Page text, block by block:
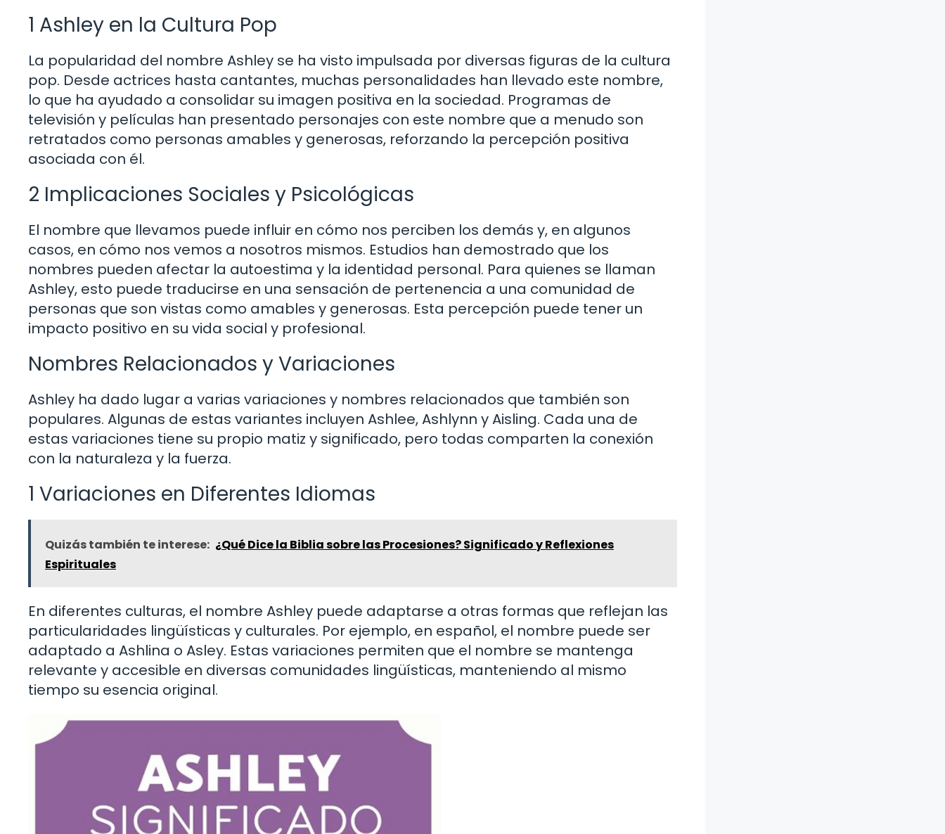
1 Ashley en la Cultura Pop
La popularidad del nombre Ashley se ha visto impulsada por diversas figuras de la cultura
pop. Desde actrices hasta cantantes, muchas personalidades han llevado este nombre,
lo que ha ayudado a consolidar su imagen positiva en la sociedad. Programas de
televisión y películas han presentado personajes con este nombre que a menudo son
retratados como personas amables y generosas, reforzando la percepción positiva
asociada con él.
2 Implicaciones Sociales y Psicológicas
El nombre que llevamos puede influir en cómo nos perciben los demás y, en algunos
casos, en cómo nos vemos a nosotros mismos. Estudios han demostrado que los
nombres pueden afectar la autoestima y la identidad personal. Para quienes se llaman
Ashley, esto puede traducirse en una sensación de pertenencia a una comunidad de
personas que son vistas como amables y generosas. Esta percepción puede tener un
impacto positivo en su vida social y profesional.
Nombres Relacionados y Variaciones
Ashley ha dado lugar a varias variaciones y nombres relacionados que también son
populares. Algunas de estas variantes incluyen Ashlee, Ashlynn y Aisling. Cada una de
estas variaciones tiene su propio matiz y significado, pero todas comparten la conexión
con la naturaleza y la fuerza.
1 Variaciones en Diferentes Idiomas
Quizás también te interese: ¿Qué Dice la Biblia sobre las Procesiones? Significado y Reflexiones
Espirituales
En diferentes culturas, el nombre Ashley puede adaptarse a otras formas que reflejan las
particularidades lingüísticas y culturales. Por ejemplo, en español, el nombre puede ser
adaptado a Ashlina o Asley. Estas variaciones permiten que el nombre se mantenga
relevante y accesible en diversas comunidades lingüísticas, manteniendo al mismo
tiempo su esencia original.